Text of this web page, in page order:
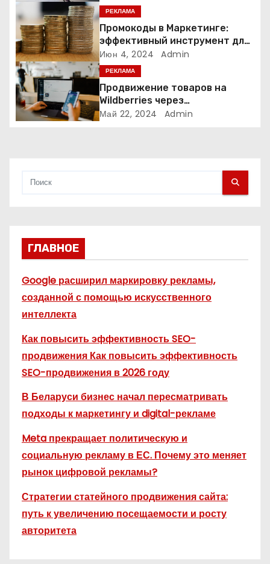
з
а
п
и
РЕКЛАМА
Промокоды в Маркетинге:
эффективный инструмент для
увеличения продаж и
привлечения клиентов
Июн 4, 2024 Admin
РЕКЛАМА
Продвижение товаров на
Wildberries через
Яндекс.Директ в 2024 году:
Май 22, 2024 Admin
ГЛАВНОЕ
Google расширил маркировку рекламы,
созданной с помощью искусственного
интеллекта
Как повысить эффективность SEO-
продвижения Как повысить эффективность
SEO-продвижения в 2026 году
В Беларуси бизнес начал пересматривать
подходы к маркетингу и digital-рекламе
Meta прекращает политическую и
социальную рекламу в ЕС. Почему это меняет
рынок цифровой рекламы?
Стратегии статейного продвижения сайта:
путь к увеличению посещаемости и росту
авторитета